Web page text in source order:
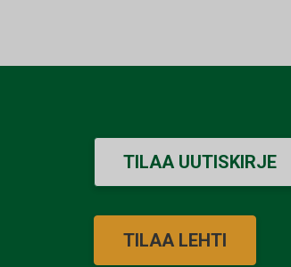
TILAA UUTISKIRJE
TILAA LEHTI